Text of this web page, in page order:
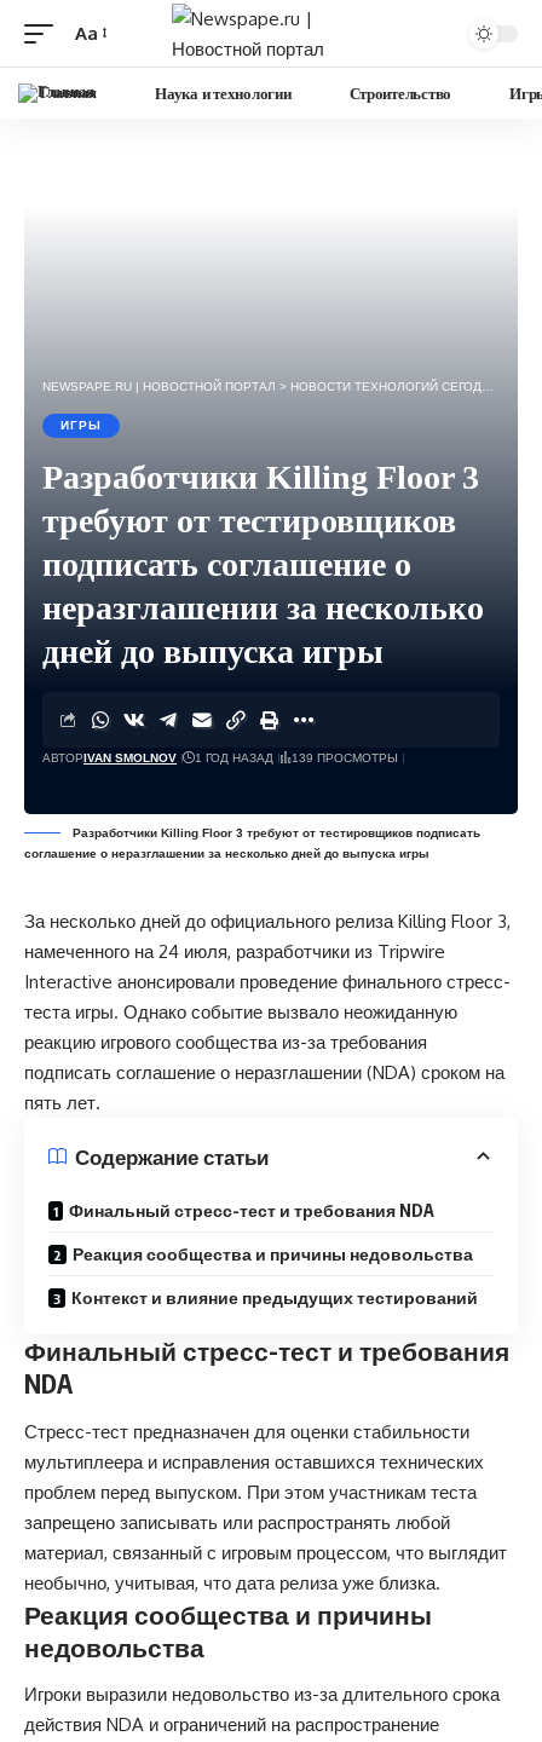
Изменение
Aa
Главная Наука и технологии Строительство
NEWSPAPE.RU | НОВОСТНОЙ ПОРТАЛ > НОВОСТИ ТЕХНОЛОГИЙ СЕГОДНЯ — ИГРЫ, НАУКА, ГАДЖЕТЫ, БИЗНЕС.
ИГРЫ
Разработчики Killing Floor 3
требуют от тестировщиков
подписать соглашение о
неразглашении за несколько
дней до выпуска игры
АВТОРIVAN SMOLNOV 1 ГОД НАЗАД 139 ПРОСМОТРЫ
Разработчики Killing Floor 3 требуют от тестировщиков подписать
соглашение о неразглашении за несколько дней до выпуска игры
За несколько дней до официального релиза Killing Floor 3,
намеченного на 24 июля, разработчики из Tripwire
Interactive анонсировали проведение финального стресс-
теста игры. Однако событие вызвало неожиданную
реакцию игрового сообщества из-за требования
подписать соглашение о неразглашении (NDA) сроком на
пять лет.
Содержание статьи
Финальный стресс-тест и требования NDA
Реакция сообщества и причины недовольства
Контекст и влияние предыдущих тестирований
Финальный стресс-тест и требования
NDA
Стресс-тест предназначен для оценки стабильности
мультиплеера и исправления оставшихся технических
проблем перед выпуском. При этом участникам теста
запрещено записывать или распространять любой
материал, связанный с игровым процессом, что выглядит
необычно, учитывая, что дата релиза уже близка.
Реакция сообщества и причины
недовольства
Игроки выразили недовольство из-за длительного срока
действия NDA и ограничений на распространение